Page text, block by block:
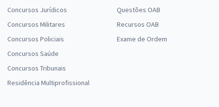
Concursos Jurídicos
Concursos Militares
Concursos Policiais
Concursos Saúde
Concursos Tribunais
Residência Multiprofissional
Questões OAB
Recursos OAB
Exame de Ordem